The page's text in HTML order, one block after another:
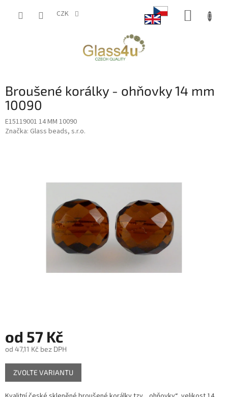
CZK
Broušené korálky - ohňovky 14 mm
10090
E15119001 14 MM 10090
Značka: Glass beads, s.r.o.
od 57 Kč
od 47,11 Kč bez DPH
Měrná
cena:
ZVOLTE VARIANTU